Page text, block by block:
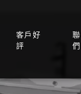
客戶好
評
們